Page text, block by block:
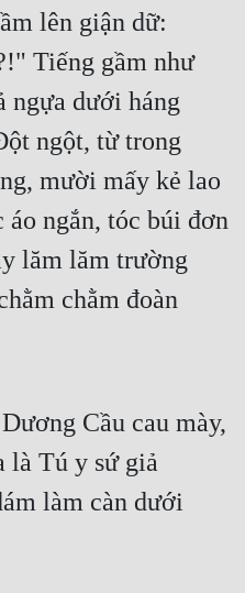
lên giận dữ:
Tiếng gầm như
ngựa dưới háng
ngột, từ trong
mười mấy kẻ lao
áo ngắn, tóc búi đơn
lăm lăm trường
chằm đoàn
Cầu cau mày,
là Tú y sứ giả
làm càn dưới